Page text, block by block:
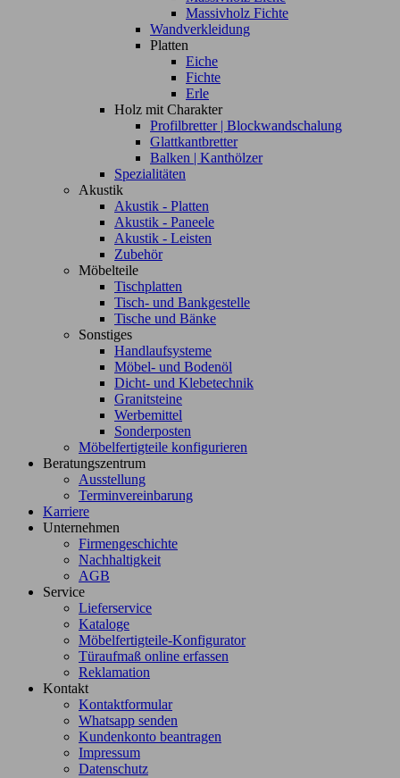
Massivholz Fichte
Wandverkleidung
Platten
Eiche
Fichte
Erle
Holz mit Charakter
Profilbretter | Blockwandschalung
Glattkantbretter
Balken | Kanthölzer
Spezialitäten
Akustik
Akustik - Platten
Akustik - Paneele
Akustik - Leisten
Zubehör
Möbelteile
Tischplatten
Tisch- und Bankgestelle
Tische und Bänke
Sonstiges
Handlaufsysteme
Möbel- und Bodenöl
Dicht- und Klebetechnik
Granitsteine
Werbemittel
Sonderposten
Möbelfertigteile konfigurieren
Beratungszentrum
Ausstellung
Terminvereinbarung
Karriere
Unternehmen
Firmengeschichte
Nachhaltigkeit
AGB
Service
Lieferservice
Kataloge
Möbelfertigteile-Konfigurator
Türaufmaß online erfassen
Reklamation
Kontakt
Kontaktformular
Whatsapp senden
Kundenkonto beantragen
Impressum
Datenschutz